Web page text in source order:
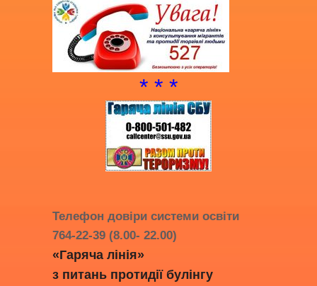
* * *
Телефон довіри системи освіти
764-22-39 (8.00- 22.00)
«Гаряча лінія»
з питань протидії булінгу